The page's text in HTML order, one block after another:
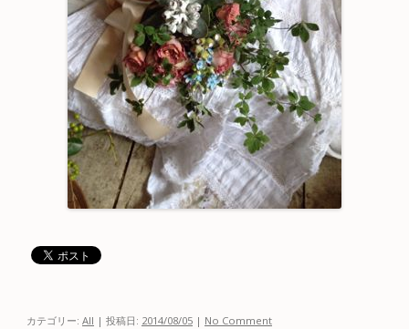
カテゴリー: All | 投稿日: 2014/08/05 | No Comment